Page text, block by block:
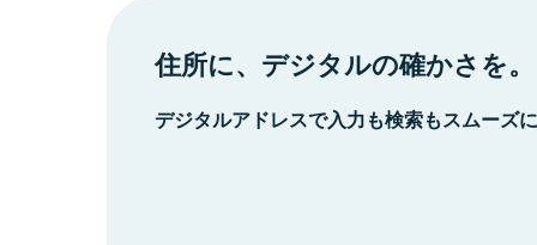
住所に、デジタルの確かさを。
デジタルアドレスで入力も検索もスムーズ